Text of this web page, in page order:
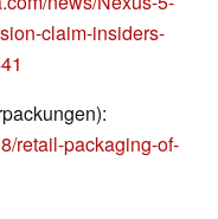
claim-insiders-
retail-packaging-of-